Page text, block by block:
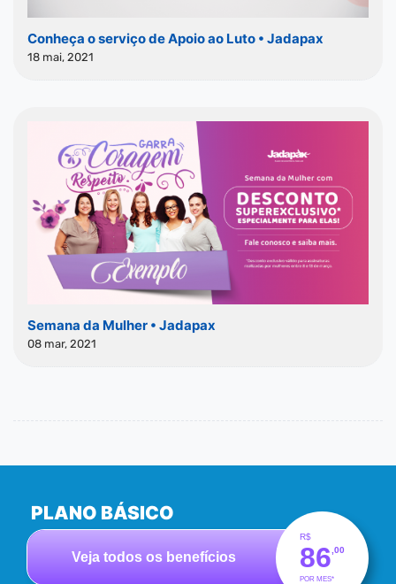
Conheça o serviço de Apoio ao Luto • Jadapax
18 mai, 2021
Semana da Mulher • Jadapax
08 mar, 2021
PLANO BÁSICO
Veja todos os benefícios
R$
86 ,00
POR MES*